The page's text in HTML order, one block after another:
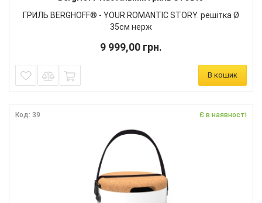
ГРИЛЬ BERGHOFF® - YOUR ROMANTIC STORY. решітка Ø
35см нерж
9 999,00 грн.
В кошик
Код: 39 Є в наявності